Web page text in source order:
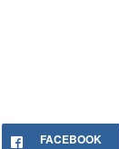
FACEBOOK